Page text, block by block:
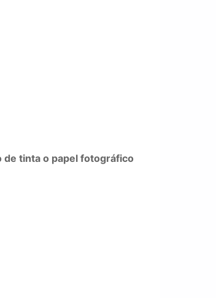
de tinta o papel fotográfico